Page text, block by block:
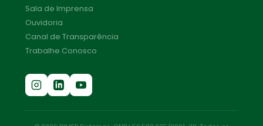
Sala de Imprensa
Ouvidoria
Canal de Transparência
Trabalhe Conosco